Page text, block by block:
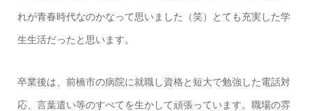
れが青春時代なのかなって思いました（笑）とても充実した学
生生活だったと思います。
卒業後は、前橋市の病院に就職し資格と短大で勉強した電話対
応、言葉遣い等のすべてを生かして頑張っています。職場の雰